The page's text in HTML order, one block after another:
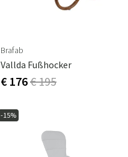
Brafab
Vallda Fußhocker
€ 176€ 195
-15%